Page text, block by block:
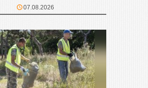
07.08.2026